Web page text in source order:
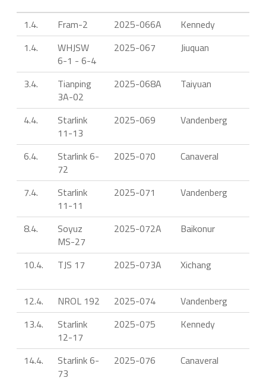
1.4. Fram-2 2025-066A Kennedy
1.4.
WHJSW
6-1 - 6-4
2025-067 Jiuquan
3.4.
Tianping
3A-02
2025-068A Taiyuan
4.4.
Starlink
11-13
2025-069 Vandenberg
6.4.
Starlink 6-
72
2025-070 Canaveral
7.4.
Starlink
11-11
2025-071 Vandenberg
8.4.
Soyuz
MS-27
2025-072A Baikonur
10.4. TJS 17 2025-073A Xichang
12.4.
NROL 192 2025-074 Vandenberg
13.4.
Starlink
12-17
2025-075 Kennedy
14.4.
Starlink 6-
73
2025-076 Canaveral